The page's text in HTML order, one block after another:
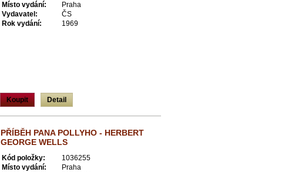
Místo vydání:
Praha
Vydavatel:
ČS
Rok vydání:
1969
Koupit Detail
PŘÍBĚH PANA POLLYHO - HERBERT
GEORGE WELLS
Kód položky:
1036255
Místo vydání:
Praha